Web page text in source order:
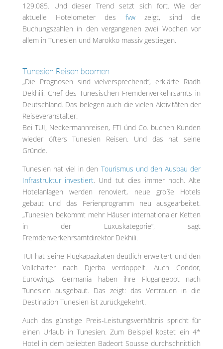
129.085. Und dieser Trend setzt sich fort. Wie der
aktuelle Hotelometer des fvwzeigt, sind die
Buchungszahlen in den vergangenen zwei Wochen vor
allem in Tunesien und Marokko massiv gestiegen.
Tunesien Reisen boomen
„Die Prognosen sind vielversprechend“, erklärte Riadh
Dekhili, Chef des Tunesischen Fremdenverkehrsamts in
Deutschland. Das belegen auch die vielen Aktivitäten der
Reiseveranstalter.
Bei TUI, Neckermannreisen, FTI únd Co. buchen Kunden
wieder öfters Tunesien Reisen. Und das hat seine
Gründe.
Tunesien hat viel in den Tourismus und den Ausbau der
Infrastruktur investiert. Und tut dies immer noch. Alte
Hotelanlagen werden renoviert, neue große Hotels
gebaut und das Ferienprogramm neu ausgearbeitet.
„Tunesien bekommt mehr Häuser internationaler Ketten
in der Luxuskategorie“, sagt
Fremdenverkehrsamtdirektor Dekhili.
TUI hat seine Flugkapazitäten deutlich erweitert und den
Vollcharter nach Djerba verdoppelt. Auch Condor,
Eurowings, Germania haben ihre Flugangebot nach
Tunesien ausgebaut. Das zeigt: das Vertrauen in die
Destination Tunesien ist zurückgekehrt.
Auch das günstige Preis-Leistungsverhältnis spricht für
einen Urlaub in Tunesien. Zum Beispiel kostet ein 4*
Hotel in dem beliebten Badeort Sousse durchschnittlich